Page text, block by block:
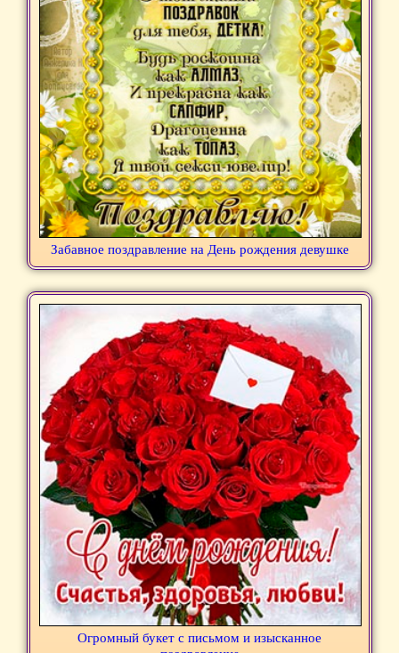
Забавное поздравление на День рождения девушке
Огромный букет с письмом и изысканное